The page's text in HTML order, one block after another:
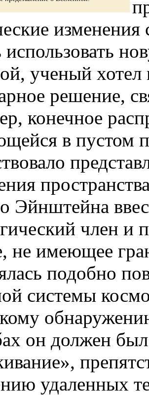
изменения
ученый хотел
решение,
конечное
в пустом
Эйнштейна
член и
не имеющее
подобно
системы
он должен был
удаленных